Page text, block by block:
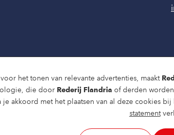
het tonen van relevante advertenties, maakt
die door Rederij Flandria of derden
akkoord met het plaatsen van al deze cookies bij
statement